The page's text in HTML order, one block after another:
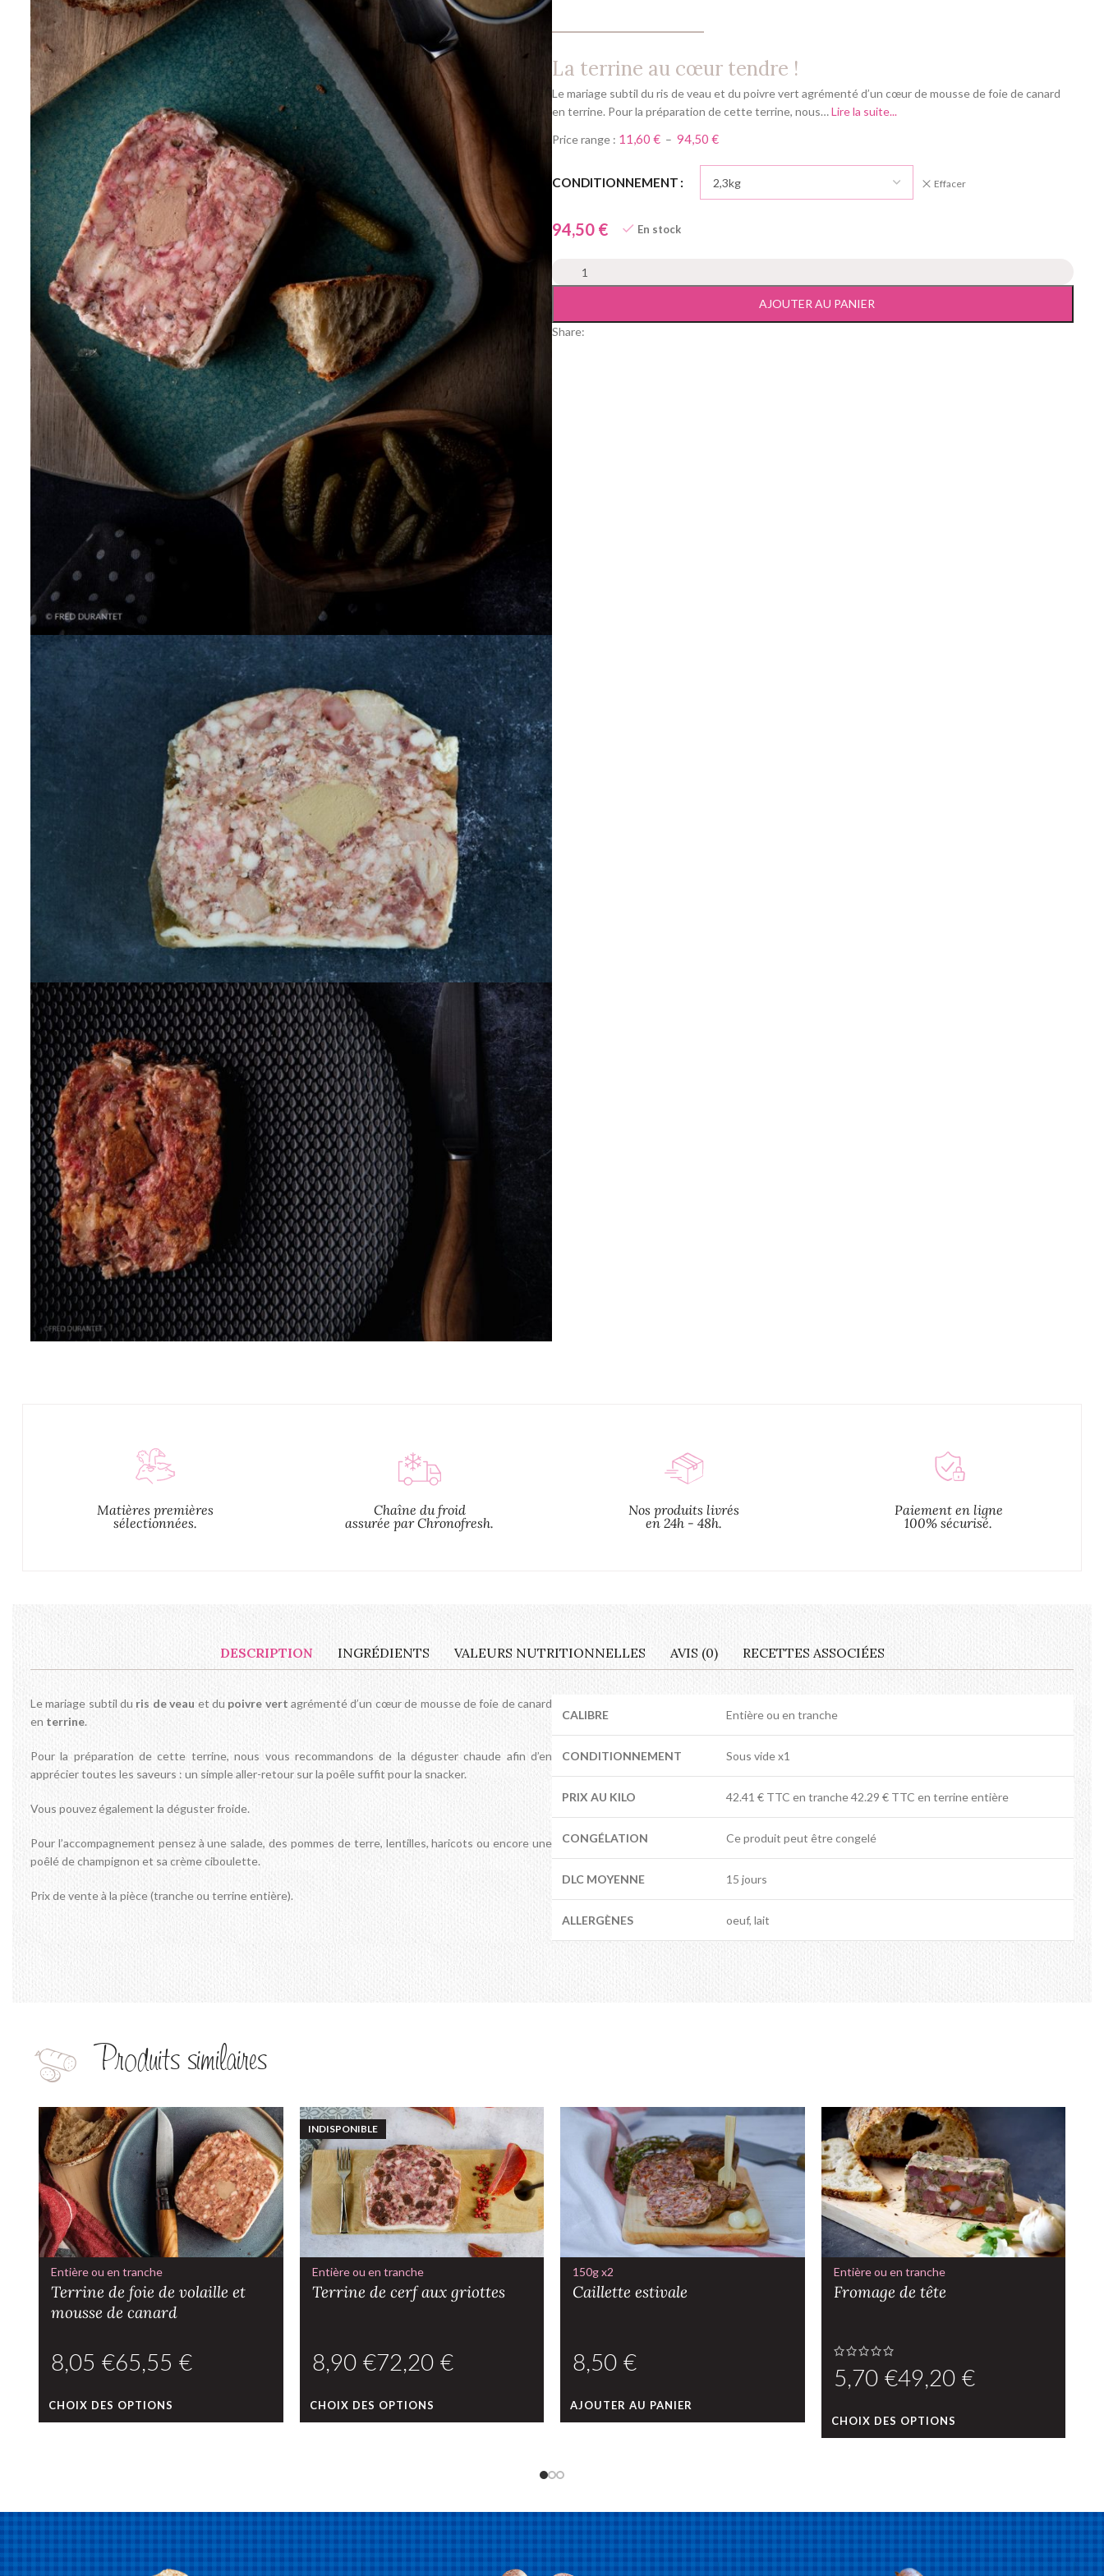
La terrine au cœur tendre !
Le mariage subtil du ris de veau et du poivre vert agrémenté d’un cœur de mousse de foie de canard
en terrine. Pour la préparation de cette terrine, nous…Lire la suite...
Price range : 11,60 € – 94,50 €
CONDITIONNEMENT Effacer
€ En stock
AJOUTER AU PANIER
Share:
Matières premières
sélectionnées.
Chaîne du froid
assurée par Chronofresh.
Nos produits livrés
en 24h - 48h.
Paiement en ligne
100% sécurisé.
DESCRIPTION INGRÉDIENTS VALEURS NUTRITIONNELLES AVIS (0) RECETTES ASSOCIÉES
Le mariage subtil du ris de veau et du poivre vertagrémenté d’un cœur de mousse de foie de canard
en terrine.
Pour la préparation de cette terrine, nous vous recommandons de la déguster chaude afin d’en
apprécier toutes les saveurs : un simple aller-retour sur la poêle suffit pour la snacker.
Vous pouvez également la déguster froide.
Pour l’accompagnement pensez à une salade, des pommes de terre, lentilles, haricots ou encore une
poêlé de champignon et sa crème ciboulette.
Prix de vente à la pièce (tranche ou terrine entière).
CALIBRE Entière ou en tranche
CONDITIONNEMENT Sous vide x1
PRIX AU KILO 42.41 € TTC en tranche 42.29 € TTC en terrine entière
CONGÉLATION Ce produit peut être congelé
DLC MOYENNE 15 jours
ALLERGÈNES oeuf, lait
Produits similaires
Entière ou en tranche
Terrine de foie de volaille et
mousse de canard
€ €
CHOIX DES OPTIONS
INDISPONIBLE
Entière ou en tranche
Terrine de cerf aux griottes
€ €
CHOIX DES OPTIONS
150g x2
Caillette estivale
€
AJOUTER AU PANIER
Entière ou en tranche
Fromage de tête
€ €
CHOIX DES OPTIONS